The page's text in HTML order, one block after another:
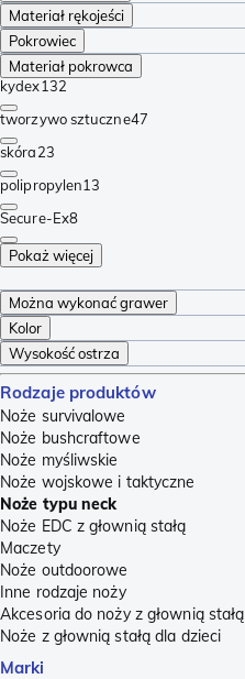
Materiał rękojeści
Pokrowiec
Materiał pokrowca
kydex132
tworzywo sztuczne47
skóra23
polipropylen13
Secure-Ex8
Pokaż więcej
Można wykonać grawer
Kolor
Wysokość ostrza
Rodzaje produktów
Noże survivalowe
Noże bushcraftowe
Noże myśliwskie
Noże wojskowe i taktyczne
Noże typu neck
Noże EDC z głownią stałą
Maczety
Noże outdoorowe
Inne rodzaje noży
Akcesoria do noży z głownią stałą
Noże z głownią stałą dla dzieci
Marki